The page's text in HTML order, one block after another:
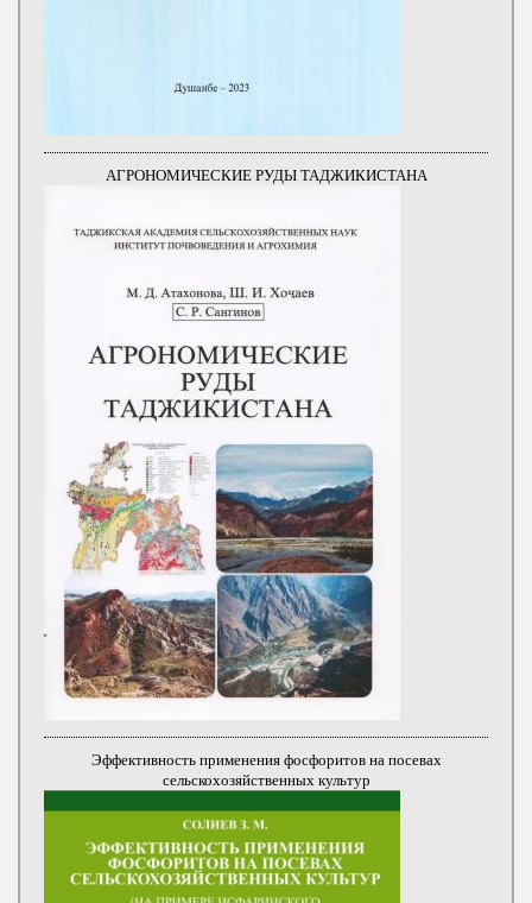
АГРОНОМИЧЕСКИЕ РУДЫ ТАДЖИКИСТАНА
Эффективность применения фосфоритов на посевах
сельскохозяйственных культур